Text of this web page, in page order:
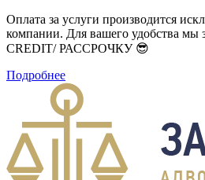
Оплата за услуги производится
компании. Для вашего удобства мы
CREDIT/ РАССРОЧКУ 😎
Подробнее